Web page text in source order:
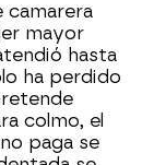
camarera
mayor
hasta
ha perdido
colmo, el
paga se